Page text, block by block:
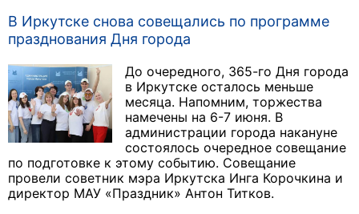
В Иркутске снова совещались по программе
празднования Дня города
До очередного, 365-го Дня города
в Иркутске осталось меньше
месяца. Напомним, торжества
намечены на 6-7 июня. В
администрации города накануне
состоялось очередное совещание
по подготовке к этому событию. Совещание
провели советник мэра Иркутска Инга Корочкина и
директор МАУ «Праздник» Антон Титков.